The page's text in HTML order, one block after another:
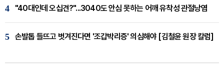
4 "40대인데 오십견?"...3040도 안심 못하는 어깨 유착성 관절낭염
5 손발톱 들뜨고 벗겨진다면 '조갑박리증' 의심해야 [김철윤 원장 칼럼]